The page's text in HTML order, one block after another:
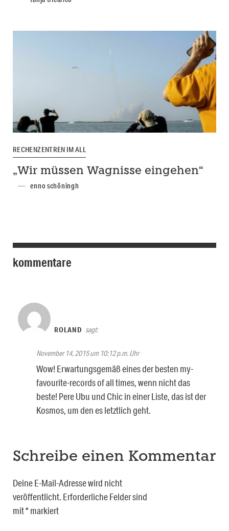
RECHENZENTREN IM ALL
„Wir müssen Wagnisse eingehen“
enno schöningh
kommentare
ROLAND sagt:
November 14, 2015 um 10:12 p.m. Uhr
Wow! Erwartungsgemäß eines der besten my-
favourite-records of all times, wenn nicht das
beste! Pere Ubu und Chic in einer Liste, das ist der
Kosmos, um den es letztlich geht.
Schreibe einen Kommentar
Deine E-Mail-Adresse wird nicht
veröffentlicht. Erforderliche Felder sind
mit*markiert